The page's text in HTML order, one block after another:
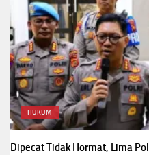
HUKUM
Dipecat Tidak Hormat, Lima